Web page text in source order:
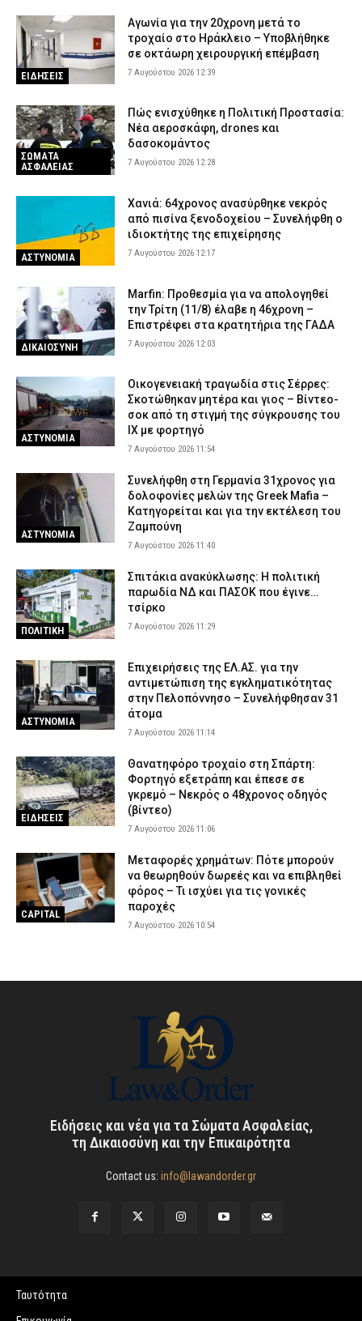
ΕΙΔΗΣΕΙΣ
Αγωνία για την 20χρονη μετά το
τροχαίο στο Ηράκλειο – Υποβλήθηκε
σε οκτάωρη χειρουργική επέμβαση
7 Αυγούστου 2026 12:39
ΣΩΜΑΤΑ
ΑΣΦΑΛΕΙΑΣ
Πώς ενισχύθηκε η Πολιτική Προστασία:
Νέα αεροσκάφη, drones και
δασοκομάντος
7 Αυγούστου 2026 12:28
ΑΣΤΥΝΟΜΙΑ
Χανιά: 64χρονος ανασύρθηκε νεκρός
από πισίνα ξενοδοχείου – Συνελήφθη ο
ιδιοκτήτης της επιχείρησης
7 Αυγούστου 2026 12:17
ΔΙΚΑΙΟΣΥΝΗ
Marfin: Προθεσμία για να απολογηθεί
την Τρίτη (11/8) έλαβε η 46χρονη –
Επιστρέφει στα κρατητήρια της ΓΑΔΑ
7 Αυγούστου 2026 12:03
ΑΣΤΥΝΟΜΙΑ
Οικογενειακή τραγωδία στις Σέρρες:
Σκοτώθηκαν μητέρα και γιος – Βίντεο-
σοκ από τη στιγμή της σύγκρουσης του
ΙΧ με φορτηγό
7 Αυγούστου 2026 11:54
ΑΣΤΥΝΟΜΙΑ
Συνελήφθη στη Γερμανία 31χρονος για
δολοφονίες μελών της Greek Mafia –
Κατηγορείται και για την εκτέλεση του
Ζαμπούνη
7 Αυγούστου 2026 11:40
ΠΟΛΙΤΙΚΗ
Σπιτάκια ανακύκλωσης: Η πολιτική
παρωδία ΝΔ και ΠΑΣΟΚ που έγινε…
τσίρκο
7 Αυγούστου 2026 11:29
ΑΣΤΥΝΟΜΙΑ
Επιχειρήσεις της ΕΛ.ΑΣ. για την
αντιμετώπιση της εγκληματικότητας
στην Πελοπόννησο – Συνελήφθησαν 31
άτομα
7 Αυγούστου 2026 11:14
ΕΙΔΗΣΕΙΣ
Θανατηφόρο τροχαίο στη Σπάρτη:
Φορτηγό εξετράπη και έπεσε σε
γκρεμό – Νεκρός ο 48χρονος οδηγός
(βίντεο)
7 Αυγούστου 2026 11:06
CAPITAL
Μεταφορές χρημάτων: Πότε μπορούν
να θεωρηθούν δωρεές και να επιβληθεί
φόρος – Τι ισχύει για τις γονικές
παροχές
7 Αυγούστου 2026 10:54
Ειδήσεις και νέα για τα Σώματα Ασφαλείας,
τη Δικαιοσύνη και την Επικαιρότητα
Contact us: info@lawandorder.gr
Ταυτότητα